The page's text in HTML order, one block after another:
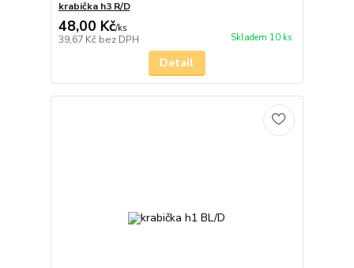
krabička h3 R/D
48,00 Kč/ks
39,67 Kč bez DPH Skladem 10 ks
Detail